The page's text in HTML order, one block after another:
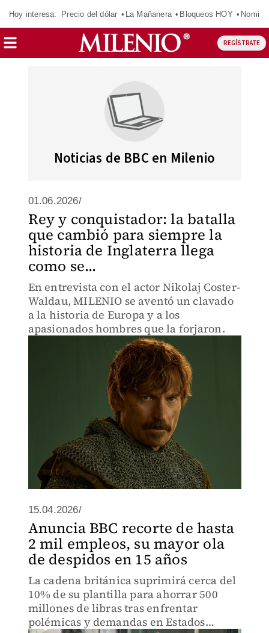
Hoy interesa: Precio del dólar La Mañanera Bloqueos HOY
REGÍSTRATE
Noticias de BBC en Milenio
01.06.2026/
Rey y conquistador: la batalla
que cambió para siempre la
historia de Inglaterra llega
como se...
En entrevista con el actor Nikolaj Coster-
Waldau, MILENIO se aventó un clavado
a la historia de Europa y a los
apasionados hombres que la forjaron.
15.04.2026/
Anuncia BBC recorte de hasta
2 mil empleos, su mayor ola
de despidos en 15 años
La cadena británica suprimirá cerca del
10% de su plantilla para ahorrar 500
millones de libras tras enfrentar
polémicas y demandas en Estados